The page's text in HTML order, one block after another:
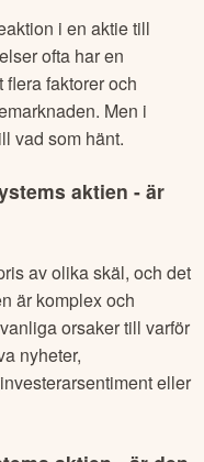
i en aktie till
ofta har en
faktorer och
Men i
vad som hänt.
aktien - är
av olika skäl, och det
är komplex och
orsaker till varför
nyheter,
eller